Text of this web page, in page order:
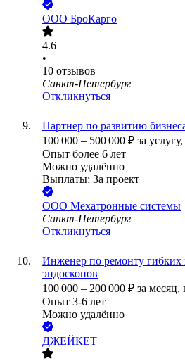
ООО БроКарго
4.6
•
10 отзывов
Санкт-Петербург
Откликнуться
Партнер по развитию
100 000 – 500 000 ₽ за услугу,
Опыт более 6 лет
Можно удалённо
Выплаты: За проект
ООО Мехатронные системы
Санкт-Петербург
Откликнуться
Инженер по ремонту гибких
эндоскопов
100 000 – 200 000 ₽ за месяц,
Опыт 3-6 лет
Можно удалённо
ДЖЕЙКЕТ